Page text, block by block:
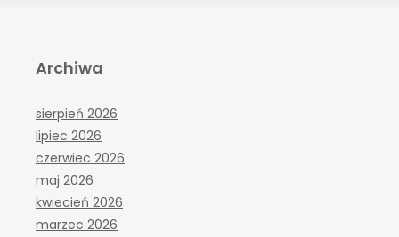
Archiwa
sierpień 2026
lipiec 2026
czerwiec 2026
maj 2026
kwiecień 2026
marzec 2026